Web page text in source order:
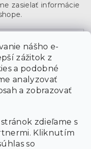
nášho e-
zážitok z
a podobné
analyzovať
a zobrazovať
zdieľame s
Kliknutím
so
zasielať informácie
ochrany